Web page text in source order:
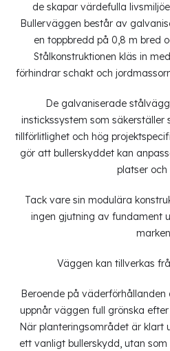
de skapar värdefulla
Bullerväggen består av
en toppbredd på 0,8 m bred
Stålkonstruktionen kläs in
förhindrar schakt och
De galvaniserade
instickssystem som säkerställer
tillförlitlighet och hög
gör att bullerskyddet kan
platser och
Tack vare sin modulära
ingen gjutning av fundament
Väggen kan tillverkas
Beroende på
uppnår väggen full grönska
När planteringsområdet är klart
ett vanligt bullerskydd, utan